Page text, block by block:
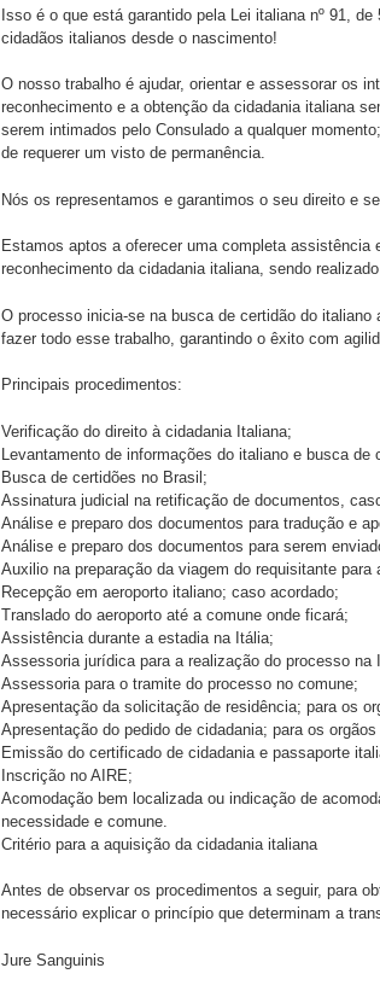
Isso é o que está garantido pela Lei italiana nº 91,
cidadãos italianos desde o nascimento!
O nosso trabalho é ajudar, orientar e assessorar os
reconhecimento e a obtenção da cidadania italiana
serem intimados pelo Consulado a qualquer
de requerer um visto de permanência.
Nós os representamos e garantimos o seu direito e
Estamos aptos a oferecer uma completa assistência
reconhecimento da cidadania italiana, sendo
O processo inicia-se na busca de certidão do
fazer todo esse trabalho, garantindo o êxito com
Principais procedimentos:
Verificação do direito à cidadania Italiana;
Levantamento de informações do italiano e busca de
Busca de certidões no Brasil;
Assinatura judicial na retificação de documentos,
Análise e preparo dos documentos para tradução e
Análise e preparo dos documentos para serem
Auxilio na preparação da viagem do requisitante para
Recepção em aeroporto italiano; caso acordado;
Translado do aeroporto até a comune onde ficará;
Assistência durante a estadia na Itália;
Assessoria jurídica para a realização do processo na
Assessoria para o tramite do processo no comune;
Apresentação da solicitação de residência; para os
Apresentação do pedido de cidadania; para os
Emissão do certificado de cidadania e passaporte
Inscrição no AIRE;
Acomodação bem localizada ou indicação de
necessidade e comune.
Critério para a aquisição da cidadania italiana
Antes de observar os procedimentos a seguir, para
necessário explicar o princípio que determinam a
Jure Sanguinis